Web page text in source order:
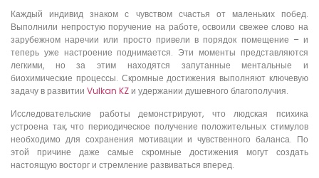
Каждый индивид знаком с чувством счастья от маленьких побед.
Выполнили непростую поручение на работе, освоили свежее слово на
зарубежном наречии или просто привели в порядок помещение – и
теперь уже настроение поднимается. Эти моменты представляются
легкими, но за этим находятся запутанные ментальные и
биохимические процессы. Скромные достижения выполняют ключевую
задачу в развитии Vulkan KZ и удержании душевного благополучия.
Исследовательские работы демонстрируют, что людская психика
устроена так, что периодическое получение положительных стимулов
необходимо для сохранения мотивации и чувственного баланса. По
этой причине даже самые скромные достижения могут создать
настоящую восторг и стремление развиваться вперед.